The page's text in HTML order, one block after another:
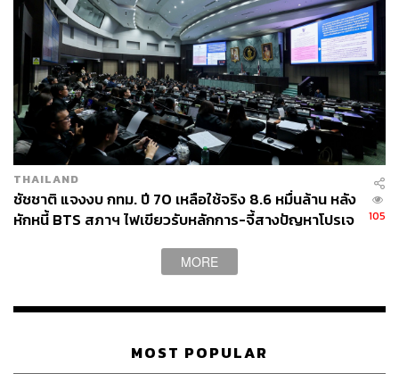
THAILAND
ชัชชาติ แจงงบ กทม. ปี 70 เหลือใช้จริง 8.6 หมื่นล้าน หลัง
หักหนี้ BTS สภาฯ ไฟเขียวรับหลักการ-จี้สางปัญหาโปรเจ
105
MORE
MOST POPULAR